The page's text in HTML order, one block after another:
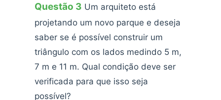
Questão 3 Um arquiteto está
projetando um novo parque e deseja
saber se é possível construir um
triângulo com os lados medindo 5 m,
7 m e 11 m. Qual condição deve ser
verificada para que isso seja
possível?